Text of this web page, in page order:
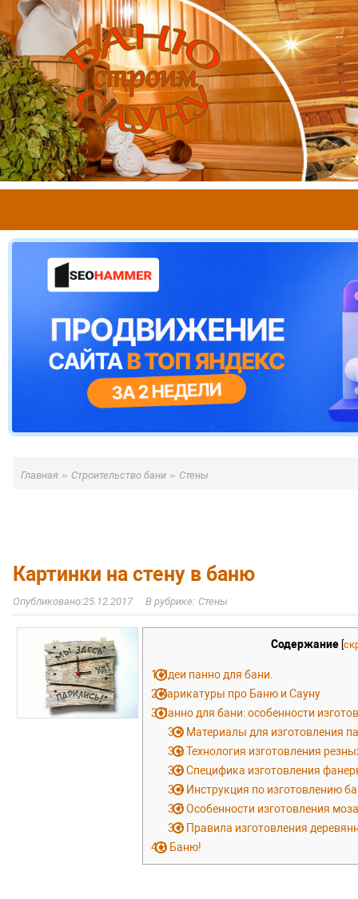
Главная » Строительство бани » Стены
Картинки на стену в баню
25.12.2017 Стены
Содержание
1Идеи панно для бани.
2Карикатуры про Баню и Сауну
3Панно для бани: особенности
3.1 Материалы для изготовления
3.2Технология изготовления
3.3Специфика изготовления
3.4 Инструкция по изготовлению
3.5Особенности изготовления
3.6 Правила изготовления
4В Баню!